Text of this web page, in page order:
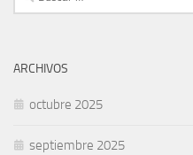
ARCHIVOS
octubre 2025
septiembre 2025